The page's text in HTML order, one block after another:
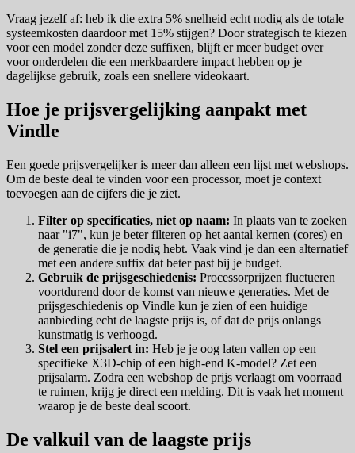
Vraag jezelf af: heb ik die extra 5% snelheid echt nodig als de totale
systeemkosten daardoor met 15% stijgen? Door strategisch te kiezen
voor een model zonder deze suffixen, blijft er meer budget over
voor onderdelen die een merkbaardere impact hebben op je
dagelijkse gebruik, zoals een snellere videokaart.
Hoe je prijsvergelijking aanpakt met
Vindle
Een goede prijsvergelijker is meer dan alleen een lijst met webshops.
Om de beste deal te vinden voor een processor, moet je context
toevoegen aan de cijfers die je ziet.
Filter op specificaties, niet op naam: In plaats van te zoeken
naar "i7", kun je beter filteren op het aantal kernen (cores) en
de generatie die je nodig hebt. Vaak vind je dan een alternatief
met een andere suffix dat beter past bij je budget.
Gebruik de prijsgeschiedenis: Processorprijzen fluctueren
voortdurend door de komst van nieuwe generaties. Met de
prijsgeschiedenis op Vindle kun je zien of een huidige
aanbieding echt de laagste prijs is, of dat de prijs onlangs
kunstmatig is verhoogd.
Stel een prijsalert in: Heb je je oog laten vallen op een
specifieke X3D-chip of een high-end K-model? Zet een
prijsalarm. Zodra een webshop de prijs verlaagt om voorraad
te ruimen, krijg je direct een melding. Dit is vaak het moment
waarop je de beste deal scoort.
De valkuil van de laagste prijs